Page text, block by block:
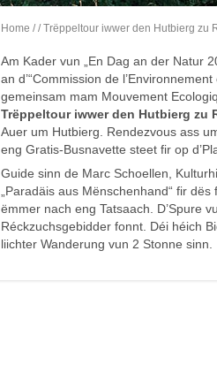
Home // Trëppeltour iwwer den Hutbierg zu
Am Kader vun „En Dag an der Natur
an d’“Commission de
gemeinsam mam Mouvement
Trëppeltour iwwer den Hutbierg zu
Auer um Hutbierg. Rendezvous ass
eng Gratis-Busnavette steet fir op
Guide sinn de Marc Schoellen,
„Paradäis aus Mënschenhand“ fir
ëmmer nach eng Tatsaach. D’Spure
Réckzuchsgebidder fonnt. Déi héich
liichter Wanderung vun 2 Stonne sinn.